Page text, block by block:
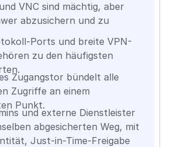
VNC sind mächtig, aber
abzusichern und zu
Ports und breite VPN-
zu den häufigsten
Zugangstor bündelt alle
Zugriffe an einem
Punkt.
und externe Dienstleister
abgesicherten Weg, mit
Just-in-Time-Freigabe